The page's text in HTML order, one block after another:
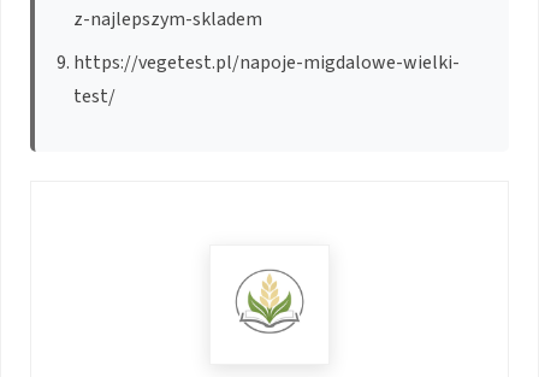
z-najlepszym-skladem
https://vegetest.pl/napoje-migdalowe-wielki-
test/